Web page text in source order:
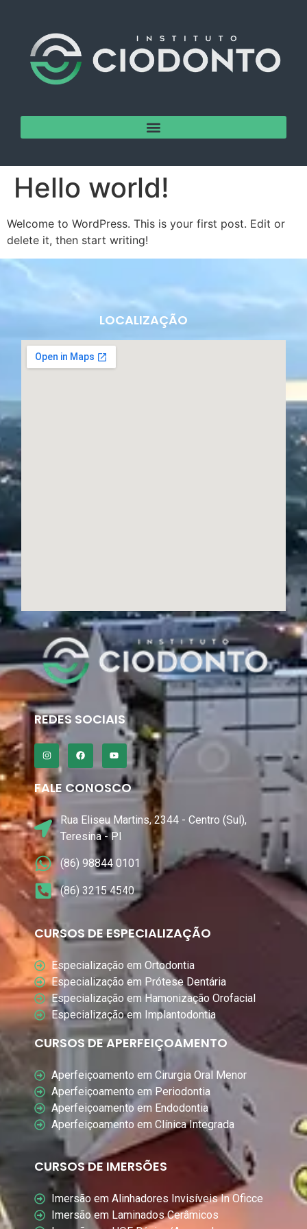
Hello world!
Welcome to WordPress. This is your first post. Edit or
delete it, then start writing!
LOCALIZAÇÃO
REDES SOCIAIS
FALE CONOSCO
Rua Eliseu Martins, 2344 - Centro (Sul),
Teresina - PI
(86) 98844 0101
(86) 3215 4540
CURSOS DE ESPECIALIZAÇÃO
Especialização em Ortodontia
Especialização em Prótese Dentária
Especialização em Hamonização Orofacial
Especialização em Implantodontia
CURSOS DE APERFEIÇOAMENTO
Aperfeiçoamento em Cirurgia Oral Menor
Aperfeiçoamento em Periodontia
Aperfeiçoamento em Endodontia
Aperfeiçoamento em Clínica Integrada
CURSOS DE IMERSÕES
Imersão em Alinhadores Invisíveis In Oficce
Imersão em Laminados Cerâmicos